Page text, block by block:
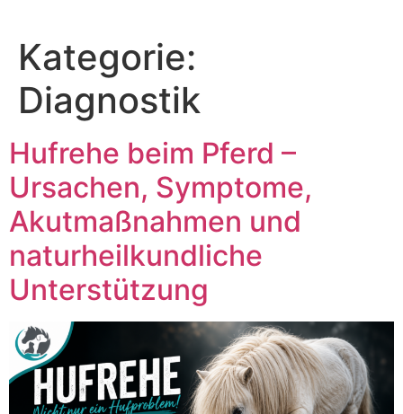
springen
Kategorie:
Diagnostik
Hufrehe beim Pferd –
Ursachen, Symptome,
Akutmaßnahmen und
naturheilkundliche
Unterstützung